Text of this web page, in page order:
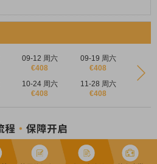
09-12 周六
€408
09-19 周六
€408
10-24 周六
€408
11-28 周六
€408